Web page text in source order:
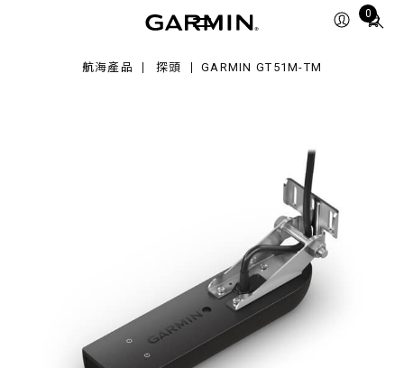
0
Total
航海產品 探頭 GARMIN GT51M-TM